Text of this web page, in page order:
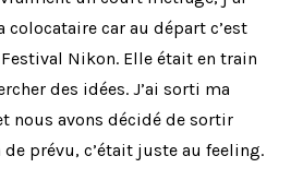
car au départ c’est
Nikon. Elle était en train
des idées. J’ai sorti ma
nous avons décidé de sortir
de prévu, c’était juste au feeling.